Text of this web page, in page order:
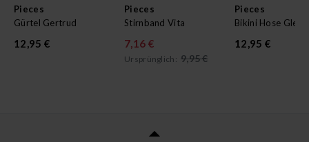
Pieces
Gürtel Gertrud
12,95 €
Pieces
Stirnband Vita
7,16 €
Ursprünglich: 9,95 €
Pieces
Bikini Hose Glenn
12,95 €